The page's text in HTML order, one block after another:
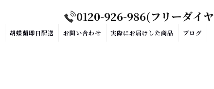
0120-926-986(フリーダイヤ
胡蝶蘭即日配送 お問い合わせ 実際にお届けした商品 ブログ